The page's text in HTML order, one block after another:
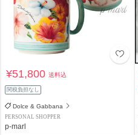
¥51,800送料込
関税負担なし
Dolce & Gabbana
PERSONAL SHOPPER
p-marl